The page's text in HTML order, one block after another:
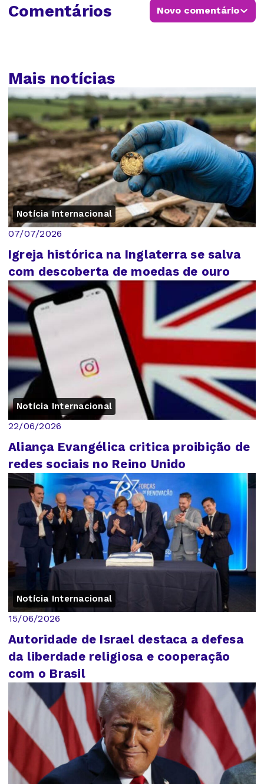
Comentários Novo comentário
Mais notícias
Notícia Internacional
07/07/2026
Igreja histórica na Inglaterra se salva
com descoberta de moedas de ouro
Notícia Internacional
22/06/2026
Aliança Evangélica critica proibição de
redes sociais no Reino Unido
Notícia Internacional
15/06/2026
Autoridade de Israel destaca a defesa
da liberdade religiosa e cooperação
com o Brasil